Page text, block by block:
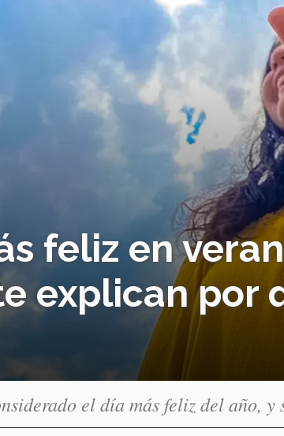
feliz en
explican por
el día más feliz del año, y